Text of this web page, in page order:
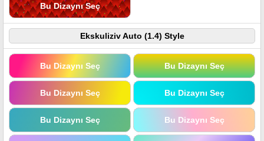
Bu Dizaynı Seç
Ekskuliziv Auto (1.4) Style
Bu Dizaynı Seç Bu Dizaynı Seç
Bu Dizaynı Seç Bu Dizaynı Seç
Bu Dizaynı Seç Bu Dizaynı Seç